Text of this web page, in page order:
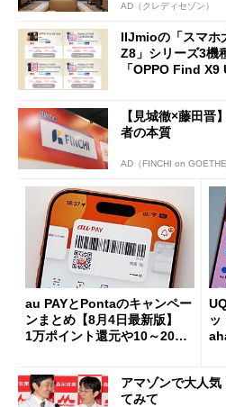
AD（クレディセゾン）
IIJmioの「スマホ
Z8」シリーズ3
「OPPO Find X9
【見城徹×藤田晋
者の本質
AD（FINCHI on GOETHE
au PAYとPontaのキャンペー
ンまとめ【8月4日最新版】
1万ポイント還元や10～20％
ッ
アマゾンで大人
てみて